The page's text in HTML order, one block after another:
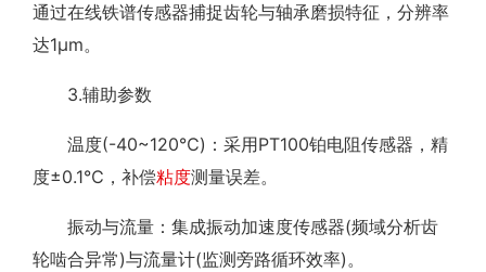
通过在线铁谱传感器捕捉齿轮与轴承磨损特征，分辨率
达1μm。
3.辅助参数
温度(-40~120℃)：采用PT100铂电阻传感器，精
度±0.1℃，补偿粘度测量误差。
振动与流量：集成振动加速度传感器(频域分析齿
轮啮合异常)与流量计(监测旁路循环效率)。